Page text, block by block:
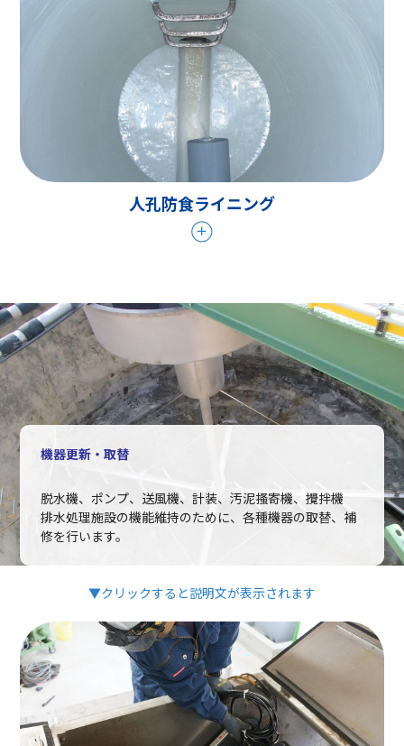
人孔防食ライニング
機器更新・取替
脱水機、ポンプ、送風機、計装、汚泥搔寄機、攪拌機
排水処理施設の機能維持のために、各種機器の取替、補
修を行います。
▼クリックすると説明文が表示されます